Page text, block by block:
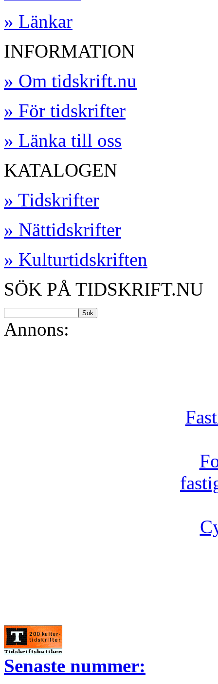
» Länkar
INFORMATION
» Om tidskrift.nu
» För tidskrifter
» Länka till oss
KATALOGEN
» Tidskrifter
» Nättidskrifter
» Kulturtidskriften
SÖK PÅ TIDSKRIFT.NU
Annons:
Senaste nummer: